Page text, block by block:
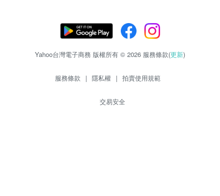
Yahoo台灣電子商務 版權所有 © 2026 服務條款(更新)
服務條款 | 隱私權 | 拍賣使用規範
交易安全